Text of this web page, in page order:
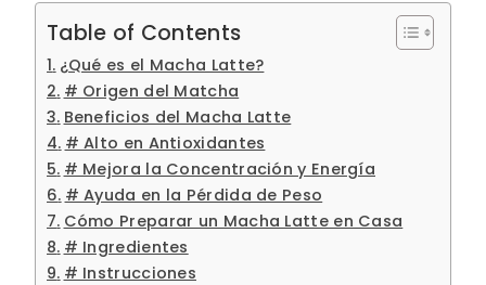
Table of Contents
¿Qué es el Macha Latte?
# Origen del Matcha
Beneficios del Macha Latte
# Alto en Antioxidantes
# Mejora la Concentración y Energía
# Ayuda en la Pérdida de Peso
Cómo Preparar un Macha Latte en Casa
# Ingredientes
# Instrucciones